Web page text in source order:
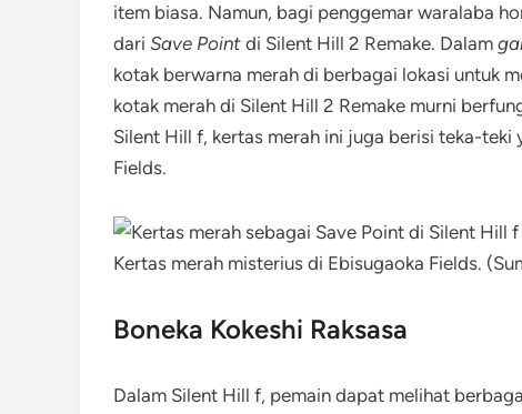
item biasa. Namun, bagi penggemar waralaba
dari Save Point di Silent Hill 2 Remake. Dalam
kotak berwarna merah di berbagai lokasi untuk
kotak merah di Silent Hill 2 Remake murni
Silent Hill f, kertas merah ini juga berisi teka-teki
Fields.
Kertas merah misterius di Ebisugaoka Fields.
Boneka Kokeshi Raksasa
Dalam Silent Hill f, pemain dapat melihat